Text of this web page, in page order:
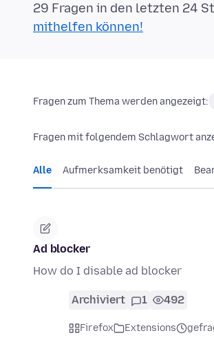
29 Fragen in den letzten 24
mithelfen können!
Fragen zum Thema werden angezeigt:
Fragen mit folgendem Schlagwort
Alle Aufmerksamkeit benötigt
Ad blocker
How do I disable ad blocker
Archiviert 1 492
Firefox Extensions